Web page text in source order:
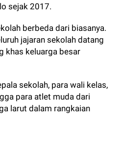
sejak 2017.
berbeda dari biasanya.
jajaran sekolah datang
khas keluarga besar
sekolah, para wali kelas,
para atlet muda dari
larut dalam rangkaian